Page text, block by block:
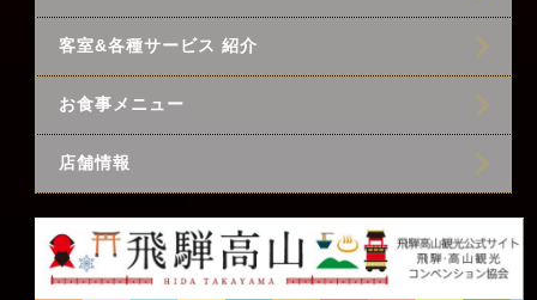
客室&各種サービス 紹介
お食事メニュー
店舗情報